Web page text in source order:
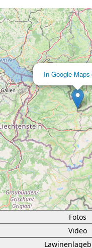
In Google Maps
Fotos
Video